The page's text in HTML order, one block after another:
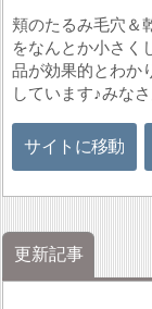
頬のたるみ毛穴＆
をなんとか小さく
品が効果的とわか
しています♪みな
サイトに移動
更新記事